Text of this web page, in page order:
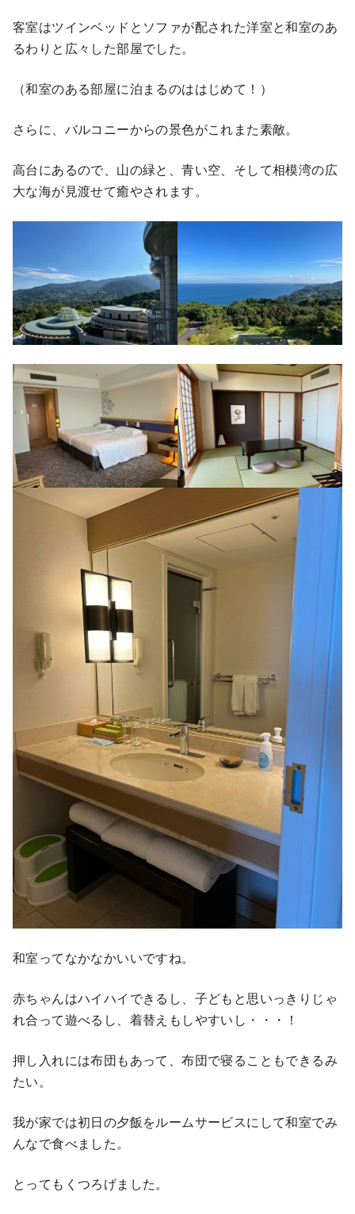
客室はツインベッドとソファが配された洋室と和室のあ
るわりと広々した部屋でした。
（和室のある部屋に泊まるのははじめて！）
さらに、バルコニーからの景色がこれまた素敵。
高台にあるので、山の緑と、青い空、そして相模湾の広
大な海が見渡せて癒やされます。
和室ってなかなかいいですね。
赤ちゃんはハイハイできるし、子どもと思いっきりじゃ
れ合って遊べるし、着替えもしやすいし・・・！
押し入れには布団もあって、布団で寝ることもできるみ
たい。
我が家では初日の夕飯をルームサービスにして和室でみ
んなで食べました。
とってもくつろげました。